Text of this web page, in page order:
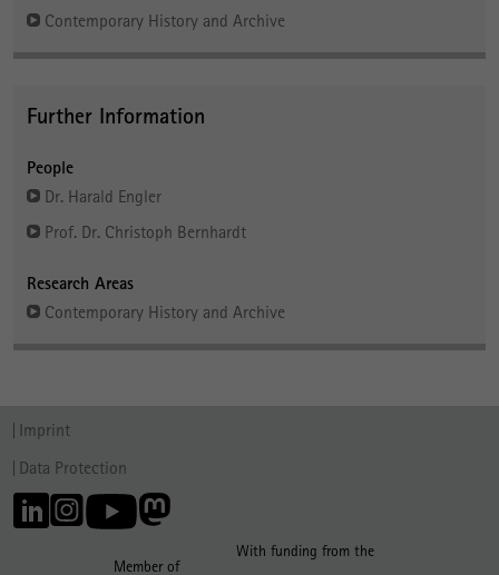
Contemporary History and Archive
Further Information
People
Dr. Harald Engler
Prof. Dr. Christoph Bernhardt
Research Areas
Contemporary History and Archive
Imprint
Data Protection
Member of
With funding from the